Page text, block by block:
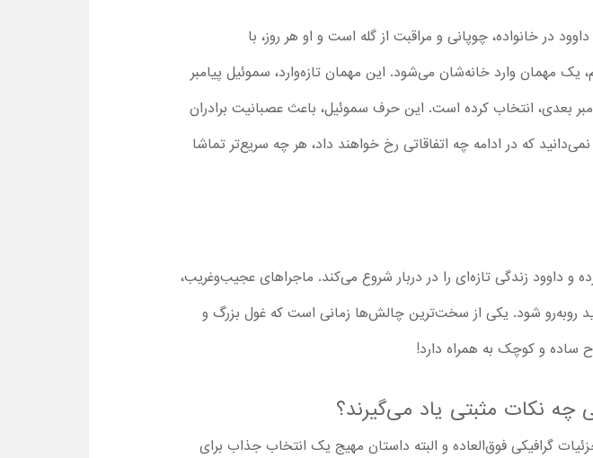
خود دارد. وظیفه اصلی داوود در خانواده، چوپانی و مراقبت از گله است و او هر روز، با
مهمان وارد خانه‌شان می‌شود. این مهمان تازه‌وارد، سموئیل پیامبر
بعدی، انتخاب کرده است. این حرف سموئیل، باعث عصبانیت برادران
که در ادامه چه اتفاقاتی رخ خواهند داد، هر چه سریع‌تر تماشا
و داوود زندگی تازه‌ای را در دربار شروع می‌کند. ماجراهای عجیب‌وغریب،
روبه‌رو شود. یکی از سخت‌ترین چالش‌ها زمانی است که غول بزرگ و
ساده و کوچک به همراه دارد!
چه نکات مثبتی یاد می‌گیرند؟
گرافیکی فوق‌العاده و البته داستان مهیج یک انتخاب جذاب برای